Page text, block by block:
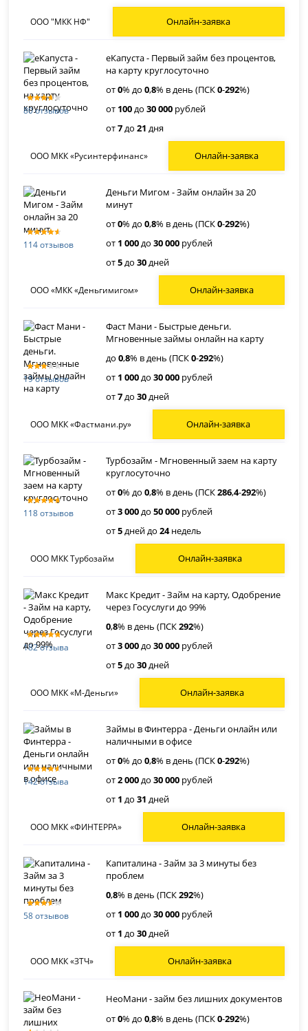
ООО "МКК НФ" Онлайн-заявка
80 отзывов
еКапуста - Первый займ без процентов,
на карту круглосуточно
от0% до0,8% в день (ПСК0-292%)
от 100до30 000 рублей
от7до21 дня
ООО МКК «Русинтерфинанс» Онлайн-заявка
114 отзывов
Деньги Мигом - Займ онлайн за 20
минут
от0% до0,8% в день (ПСК0-292%)
от 1 000до30 000 рублей
от5до30дней
ООО «МКК «Деньгимигом» Онлайн-заявка
19 отзывов
Фаст Мани - Быстрые деньги.
Мгновенные займы онлайн на карту
до0,8% в день (ПСК0-292%)
от 1 000до30 000 рублей
от7до30дней
ООО МКК «Фастмани.ру» Онлайн-заявка
118 отзывов
Турбозайм - Мгновенный заем на карту
круглосуточно
от0% до0,8% в день (ПСК286,4-292%)
от3 000до50 000 рублей
от5дней до24недель
ООО МКК Турбозайм Онлайн-заявка
182 отзыва
Макс Кредит - Займ на карту, Одобрение
через Госуслуги до 99%
0,8% в день (ПСК292%)
от3 000до30 000 рублей
от5до30дней
ООО МКК «М-Деньги» Онлайн-заявка
142 отзыва
Займы в Финтерра - Деньги онлайн или
наличными в офисе
от0% до0,8% в день (ПСК0-292%)
от2 000до30 000 рублей
от 1 до31 дней
ООО МКК «ФИНТЕРРА» Онлайн-заявка
58 отзывов
Капиталина - Займ за 3 минуты без
проблем
0,8% в день (ПСК292%)
от 1 000до30 000 рублей
от 1 до30дней
ООО МКК «ЗТЧ» Онлайн-заявка
НеоМани - займ без лишних документов
от0% до0,8% в день (ПСК0-292%)